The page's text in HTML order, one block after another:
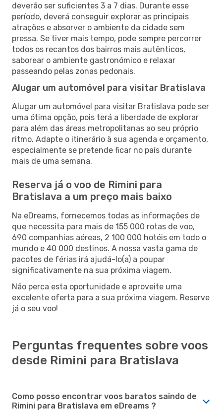
deverão ser suficientes 3 a 7 dias. Durante esse
período, deverá conseguir explorar as principais
atrações e absorver o ambiente da cidade sem
pressa. Se tiver mais tempo, pode sempre percorrer
todos os recantos dos bairros mais autênticos,
saborear o ambiente gastronómico e relaxar
passeando pelas zonas pedonais.
Alugar um automóvel para visitar Bratislava
Alugar um automóvel para visitar Bratislava pode ser
uma ótima opção, pois terá a liberdade de explorar
para além das áreas metropolitanas ao seu próprio
ritmo. Adapte o itinerário à sua agenda e orçamento,
especialmente se pretende ficar no país durante
mais de uma semana.
Reserva já o voo de Rimini para
Bratislava a um preço mais baixo
Na eDreams, fornecemos todas as informações de
que necessita para mais de 155 000 rotas de voo,
690 companhias aéreas, 2 100 000 hotéis em todo o
mundo e 40 000 destinos. A nossa vasta gama de
pacotes de férias irá ajudá-lo(a) a poupar
significativamente na sua próxima viagem.
Não perca esta oportunidade e aproveite uma
excelente oferta para a sua próxima viagem. Reserve
já o seu voo!
Perguntas frequentes sobre voos
desde Rimini para Bratislava
Como posso encontrar voos baratos saindo de
Rimini para Bratislava em eDreams ?